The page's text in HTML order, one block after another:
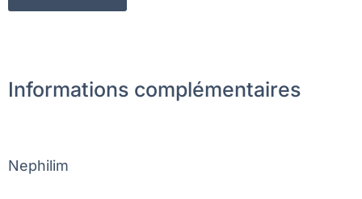
Informations complémentaires
Nephilim